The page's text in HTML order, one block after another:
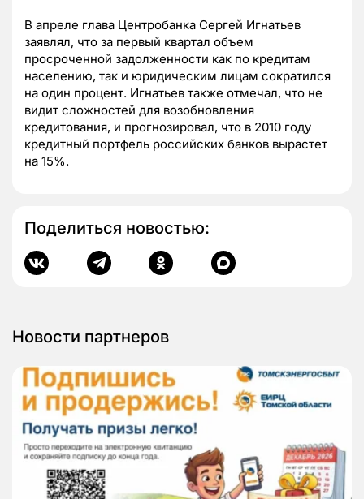
В апреле глава Центробанка Сергей Игнатьев
заявлял, что за первый квартал объем
просроченной задолженности как по кредитам
населению, так и юридическим лицам сократился
на один процент. Игнатьев также отмечал, что не
видит сложностей для возобновления
кредитования, и прогнозировал, что в 2010 году
кредитный портфель российских банков вырастет
на 15%.
Поделиться новостью:
Новости партнеров